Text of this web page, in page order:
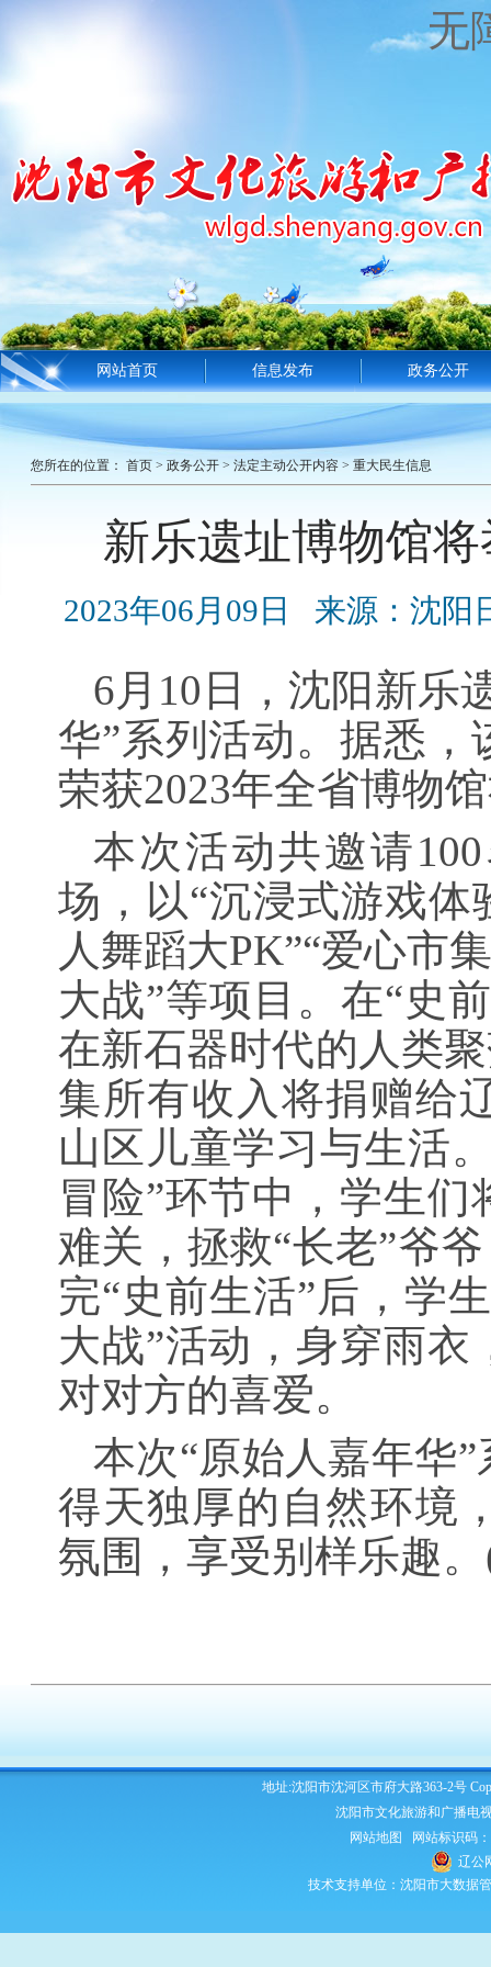
无
网站首页 信息发布 政务公开
您所在的位置： 首页 > 政务公开 > 法定主动公开内容 > 重大民生信息
新乐遗址博物馆
2023年06月09日 来源：沈阳
6月10日，沈阳新乐
华”系列活动。据悉
荣获2023年全省博物
本次活动共邀请
场，以“沉浸式游戏体
人舞蹈大PK”“爱心市
大战”等项目。在“史
在新石器时代的人类
集所有收入将捐赠给
山区儿童学习与生活
冒险”环节中，学生
难关，拯救“长老”爷
完“史前生活”后，学
大战”活动，身穿雨
对对方的喜爱。
本次“原始人嘉年华
得天独厚的自然环境
氛围，享受别样乐趣
地址:沈阳市沈河区市府大路363-2号
沈阳市文化旅游和广播电
网站地图
网站标识码
辽公
技术支持单位：沈阳市大数据